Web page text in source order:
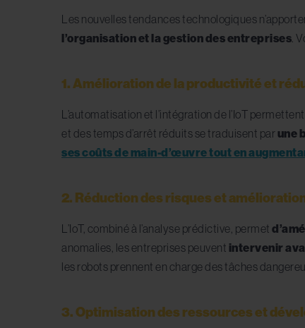
Les nouvelles tendances technologiques
l’organisation et la gestion des entreprises .
1. Amélioration de la productivité et
L’automatisation et l’intégration de l’IoT permettent
et des temps d’arrêt réduits se traduisent parune
ses coûts de main-d’œuvre tout en
2. Réduction des risques et
L’IoT, combiné à l’analyse prédictive, permet
anomalies, les entreprises peuvent intervenir
les robots prennent en charge des tâches
3. Optimisation des ressources et